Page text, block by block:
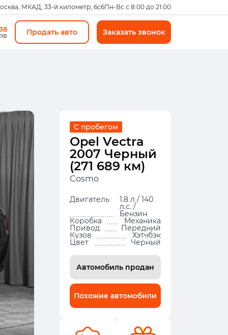
МКАД, 33-й километр, 6с6Пн-Вс с 8:00 до 21:00
Продать авто Заказать звонок
С пробегом
Opel Vectra
2007 Черный
(271 689 км)
Cosmo
Двигатель 1.8 л / 140
л.с. /
Бензин
Коробка Механика
Привод Передний
Кузов Хэтчбэк
Цвет Черный
Автомобиль продан
Похожие автомобили